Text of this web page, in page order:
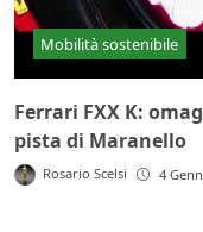
Mobilità sostenibile
Ferrari FXX K:
pista di Maranello
Rosario Scelsi 4